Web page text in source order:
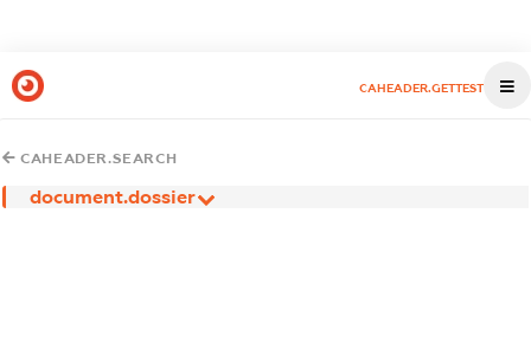
CAHEADER.GETTEST
CAHEADER.SEARCH
document.dossier